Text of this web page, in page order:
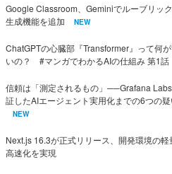
Google Classroom、Geminiでルーブリッ
生成機能を追加
NEW
ChatGPTの心臓部『Transformer』って何
いの？ #マンガでわかるAIの仕組み 第1話
信頼は「測定されるもの」──Grafana
証したAIエージェント実用化までの6つの
NEW
Next.js 16.3が正式リリース、開発環境の軽
高速化を実現